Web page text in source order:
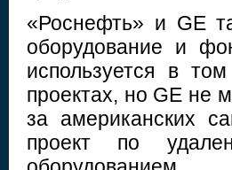
«Роснефть» и GE
оборудование и
используется в
проектах, но GE не
за американских
проект по